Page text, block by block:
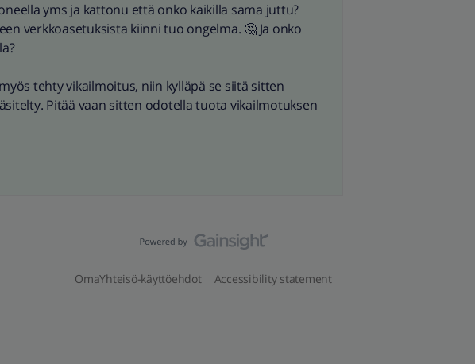
yms ja kattonu että onko kaikilla sama juttu?
verkkoasetuksista kiinni tuo ongelma. 🤔 Ja onko
tehty vikailmoitus, niin kylläpä se siitä sitten
Pitää vaan sitten odotella tuota vikailmotuksen
OmaYhteisö-käyttöehdot Accessibility statement